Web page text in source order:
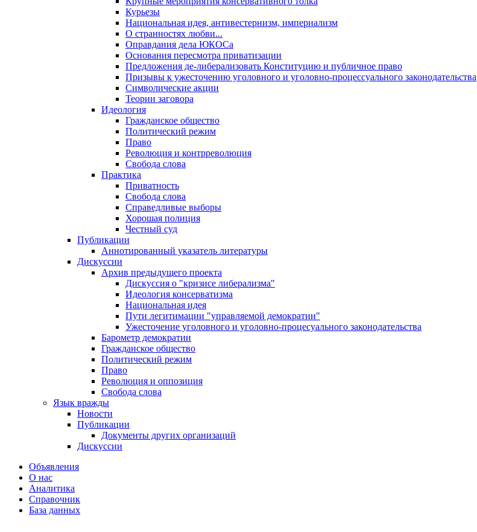
Курьезы
Национальная идея, антивестернизм, империализм
О странностях любви...
Оправдания дела ЮКОСа
Основания пересмотра приватизации
Предложения де-либерализовать Конституцию и публичное право
Призывы к ужесточению уголовного и уголовно-процессуального законодательства
Символические акции
Теории заговора
Идеология
Гражданское общество
Политический режим
Право
Революция и контрреволюция
Свобода слова
Практика
Приватность
Свобода слова
Справедливые выборы
Хорошая полиция
Честный суд
Публикации
Аннотированный указатель литературы
Дискуссии
Архив предыдущего проекта
Дискуссия о "кризисе либерализма"
Идеология консерватизма
Национальная идея
Пути легитимации "управляемой демократии"
Ужесточение уголовного и уголовно-процесуального законодательства
Барометр демократии
Гражданское общество
Политический режим
Право
Революция и оппозиция
Свобода слова
Язык вражды
Новости
Публикации
Документы других организаций
Дискуссии
Объявления
О нас
Аналитика
Справочник
База данных